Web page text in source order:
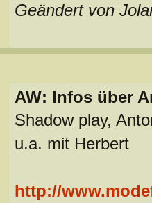
Geändert von
AW: Infos über
Shadow play,
u.a. mit Herbert
http://